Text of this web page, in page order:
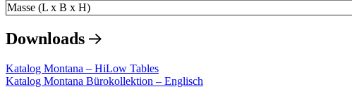
Masse (L x B x H)
Downloads
Katalog Montana – HiLow Tables
Katalog Montana Bürokollektion – Englisch